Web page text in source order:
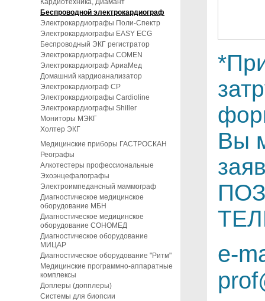
Кардиотехника, Диамант
Беспроводной электрокардиограф
Электрокардиографы Поли-Спектр
Электрокардиографы EASY ECG
Беспроводный ЭКГ регистратор
Электрокардиографы COMEN
Электрокардиограф АриаМед
Домашний кардиоанализатор
Электрокардиограф СР
Электрокардиографы Cardioline
Электрокардиографы Shiller
Мониторы МЭКГ
Холтер ЭКГ
Медицинские приборы ГАСТРОСКАН
Реографы
Алкотестеры профессиональные
Эхоэнцефалографы
Электроимпедансный маммограф
Диагностическое медицинское
оборудование МБН
Диагностическое медицинское
оборудование СОНОМЕД
Диагностическое оборудование
МИЦАР
Диагностическое оборудование "Ритм"
Медицинские программно-аппаратные
комплексы
Доплеры (допплеры)
Системы для биопсии
Вы
e-